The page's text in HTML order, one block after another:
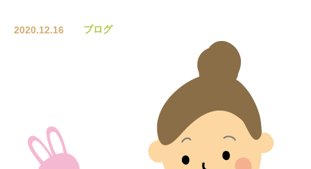
2020.12.16 ブログ